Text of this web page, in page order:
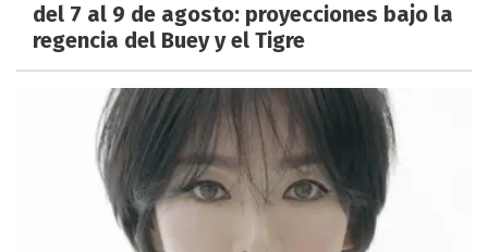
del 7 al 9 de agosto: proyecciones bajo la
regencia del Buey y el Tigre